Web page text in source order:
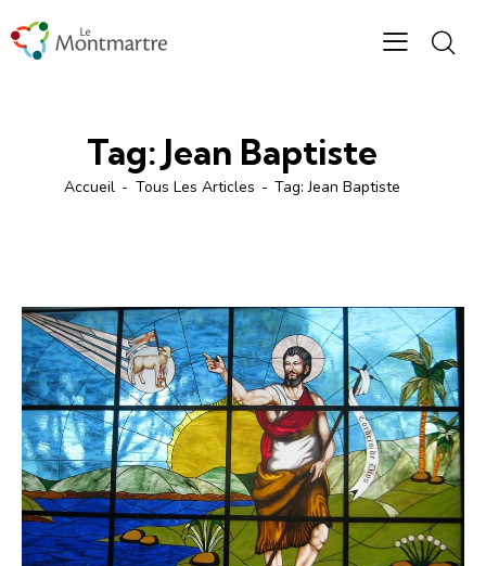
Tag: Jean Baptiste
Accueil Tous Les Articles Tag: Jean Baptiste